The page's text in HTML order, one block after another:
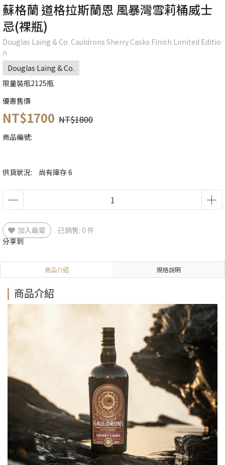
蘇格蘭 道格拉斯蘭恩 風暴灣雪莉桶威士
忌(裸瓶)
Douglas Laing & Co. Cauldrons Sherry Casks Finish Limited Editio
n
Douglas Laing & Co.
限量裝瓶2125瓶
優惠售價
NT$1700 NT$1800
商品編號:
供貨狀況: 尚有庫存 6
加入最愛
已銷售: 0 件
分享到
商品介紹 規格說明
商品介紹